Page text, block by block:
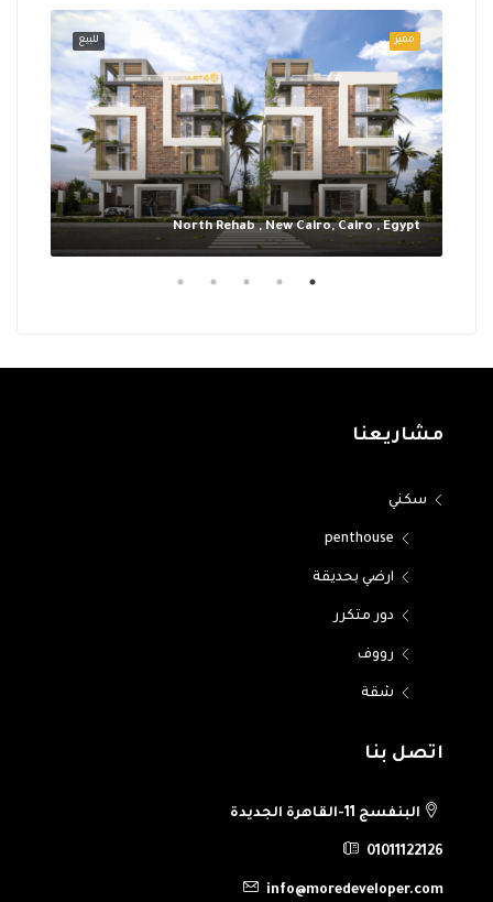
للبيع مميز
North Rehab , New Cairo, Cairo , Egypt
مشاريعنا
سكني
penthouse
ارضي بحديقة
دور متكرر
رووف
شقة
اتصل بنا
البنفسج 11-القاهرة الجديدة
01011122126
info@moredeveloper.com